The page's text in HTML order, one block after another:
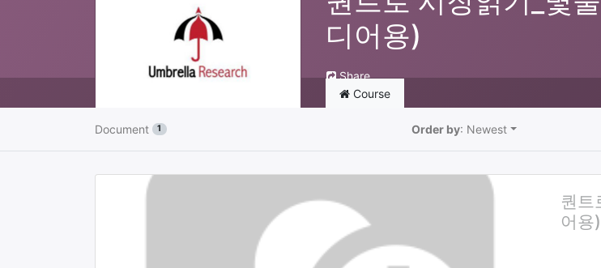
디어용)
Share
Course
Document 1 Order by: Newest
퀀트
어용)